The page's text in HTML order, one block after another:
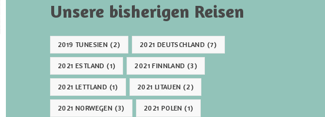
Unsere bisherigen Reisen
2019 TUNESIEN (2) 2021 DEUTSCHLAND (7)
2021 ESTLAND (1) 2021 FINNLAND (3)
2021 LETTLAND (1) 2021 LITAUEN (2)
2021 NORWEGEN (3) 2021 POLEN (1)